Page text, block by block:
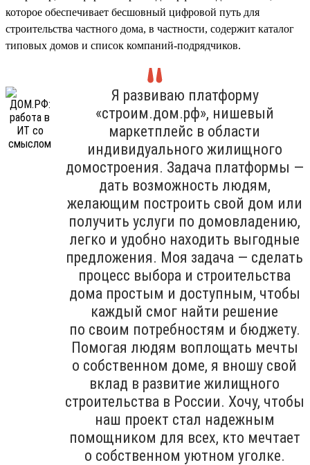
которое обеспечивает бесшовный цифровой путь для
строительства частного дома, в частности, содержит каталог
типовых домов и список компаний-подрядчиков.
Я развиваю платформу
«строим.дом.рф», нишевый
маркетплейс в области
индивидуального жилищного
домостроения. Задача платформы —
дать возможность людям,
желающим построить свой дом или
получить услуги по домовладению,
легко и удобно находить выгодные
предложения. Моя задача — сделать
процесс выбора и строительства
дома простым и доступным, чтобы
каждый смог найти решение
по своим потребностям и бюджету.
Помогая людям воплощать мечты
о собственном доме, я вношу свой
вклад в развитие жилищного
строительства в России. Хочу, чтобы
наш проект стал надежным
помощником для всех, кто мечтает
о собственном уютном уголке.